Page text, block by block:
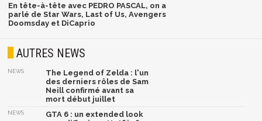
En tête-à-tête avec PEDRO PASCAL, on a
parlé de Star Wars, Last of Us, Avengers
Doomsday et DiCaprio
AUTRES NEWS
NEWS
The Legend of Zelda : l'un
des derniers rôles de Sam
Neill confirmé avant sa
mort début juillet
NEWS
GTA 6 : un extended look